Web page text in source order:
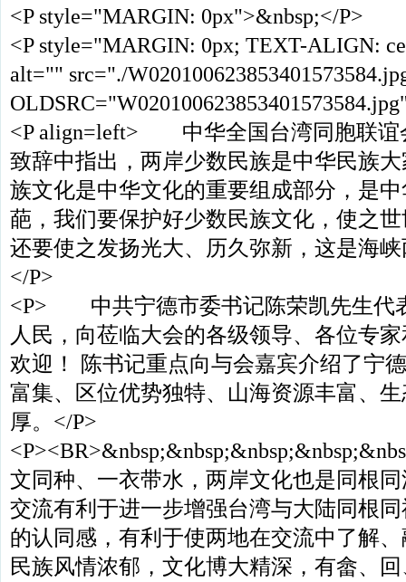
<P style="MARGIN: 0px">&nbsp;</P>
<P style="MARGIN: 0px; TEXT-ALIGN:
alt="" src="./
<P align=left> 中华全国台湾同胞联谊
致辞中指出，两岸少数民族是中华民族
族文化是中华文化的重要组成部分，是
葩，我们要保护好少数民族文化，使之
还要使之发扬光大、历久弥新，这是海
</P>
<P> 中共宁德市委书记陈荣凯先生代
人民，向莅临大会的各级领导、各位专
欢迎！ 陈书记重点向与会嘉宾介绍了宁
富集、区位优势独特、山海资源丰富、
厚。</P>
文同种、一衣带水，两岸文化也是同根
交流有利于进一步增强台湾与大陆同根
的认同感，有利于使两地在交流中了解
民族风情浓郁，文化博大精深，有畲、